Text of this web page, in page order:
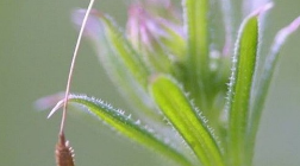
ni đóng giày”
Bắc Bộ nắng nóng, nhiệt độ cao
trong ngày dễ xảy ra đột qụy